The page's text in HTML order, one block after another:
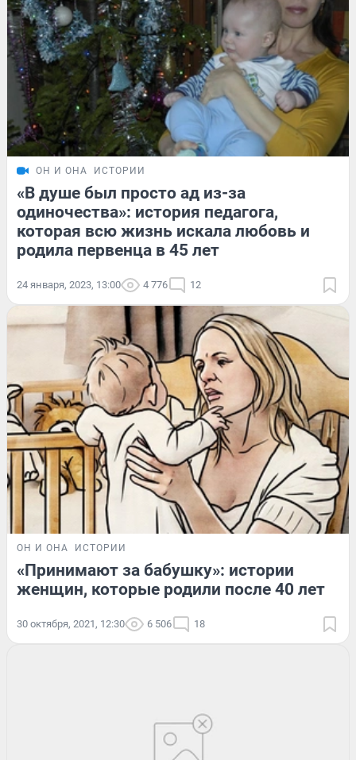
ОН И ОНА ИСТОРИИ
«В душе был просто ад из-за
одиночества»: история педагога,
которая всю жизнь искала любовь и
родила первенца в 45 лет
24 января, 2023, 13:00 4 776 12
ОН И ОНА ИСТОРИИ
«Принимают за бабушку»: истории
женщин, которые родили после 40 лет
30 октября, 2021, 12:30 6 506 18